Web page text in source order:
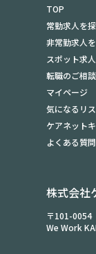
TOP
常勤求人を
非常勤求人
スポット求
転職のご相談
マイページ
気になるリ
ケアネット
よくある質問
株式会社
〒101-
We Work